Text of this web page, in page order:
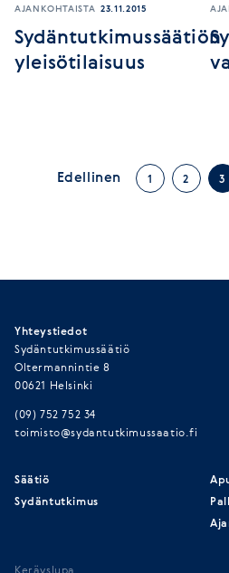
AJANKOHTAISTA 23.11.2015
Sydäntutkimussäätiön
yleisötilaisuus
Edellinen 1 2 3
Yhteystiedot
Sydäntutkimussäätiö
Oltermannintie 8
00621 Helsinki
(09) 752 752 34
toimisto@sydantutkimussaatio.fi
Säätiö
Sydäntutkimus